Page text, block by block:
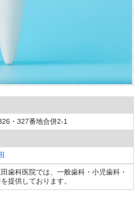
・327番地合併2-1
歯科医院では、一般歯科・小児歯科・
提供しております。